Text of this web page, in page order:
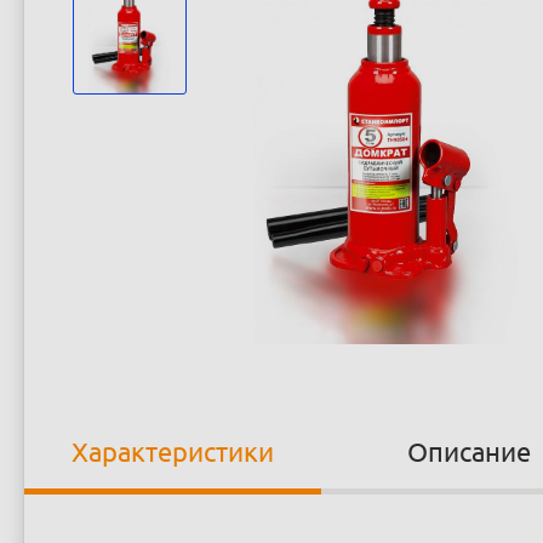
Характеристики Описание